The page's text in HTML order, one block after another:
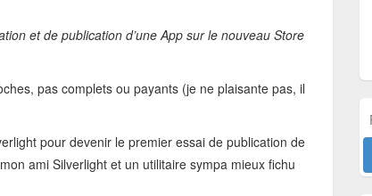
et de publication d’une App sur le nouveau Store
pas complets ou payants (je ne plaisante pas, il
pour devenir le premier essai de publication de
ami Silverlight et un utilitaire sympa mieux fichu